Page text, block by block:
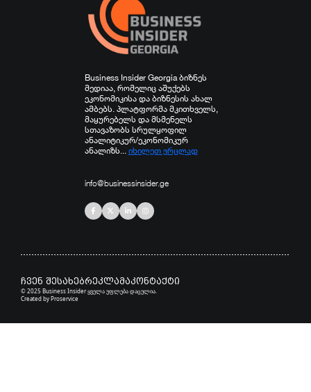
Business Insider Georgia ბიზნეს
მედიაა, რომელიც აშუქებს
ეკონომიკისა და ბიზნესის ახალ
ამბებს. პლატფორმა მკითხველს,
მაყურებელს და მსმენელს
სთავაზობს სრულყოფილ
ანალიტიკურ/ეკონომიკურ
ანალიზს...
იხილეთ ვრცლად
info@businessinsider.ge
ჩვენ შესახებრეკლამაკონტაქტი
© 2025 Business Insider ყველა უფლება დაცულია.
Created byProservice